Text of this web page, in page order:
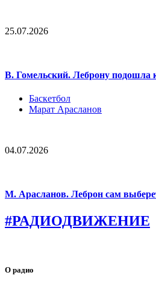
25.07.2026
В. Гомельский. Леброну подошла
Баскетбол
Марат Арасланов
04.07.2026
М. Арасланов. Леброн сам
#РАДИОДВИЖЕНИЕ
О радио